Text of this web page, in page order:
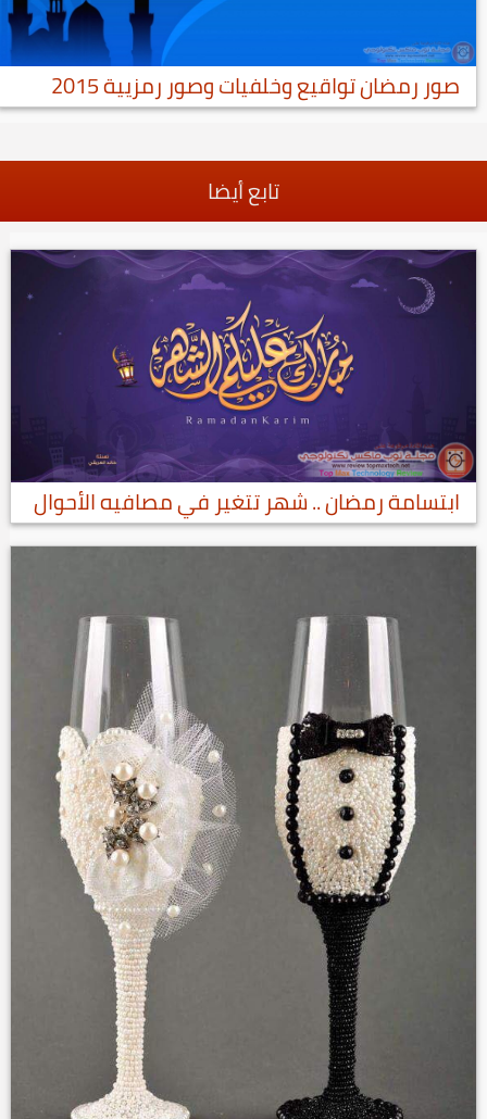
صور رمضان تواقيع وخلفيات وصور رمزيية 2015
تابع أيضا
ابتسامة رمضان .. شهر تتغير في مصافيه الأحوال